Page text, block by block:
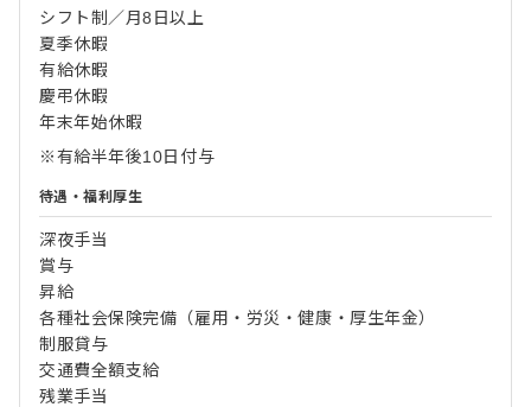
シフト制／月8日以上
夏季休暇
有給休暇
慶弔休暇
年末年始休暇
※有給半年後10日付与
待遇・福利厚生
深夜手当
賞与
昇給
各種社会保険完備（雇用・労災・健康・厚生年金）
制服貸与
交通費全額支給
残業手当